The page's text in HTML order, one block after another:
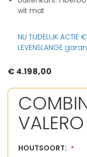
wit mat
NU TIJDELIJK
LEVENSLANGE
€ 4.198,00
HOUTSOORT: